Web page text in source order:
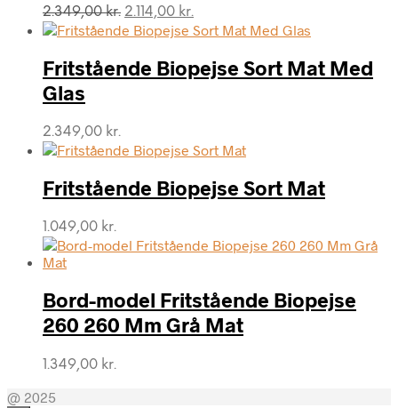
2.349,00kr. Den
oprindelige
var:
2.349,00 kr..
2.114,00 kr.
aktuelle
er:
2.114,00 kr..
Fritstående Biopejse Sort Mat Med
Glas
2.349,00 kr.
Fritstående Biopejse Sort Mat
1.049,00 kr.
Bord-model Fritstående Biopejse
260 260 Mm Grå Mat
1.349,00 kr.
@ 2025